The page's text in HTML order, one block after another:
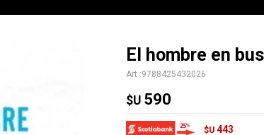
El hombre en
9788425432026
$U 590
$U 443